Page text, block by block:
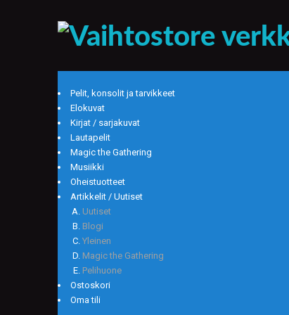
Pelit, konsolit ja tarvikkeet
Elokuvat
Kirjat / sarjakuvat
Lautapelit
Magic the Gathering
Musiikki
Oheistuotteet
Artikkelit / Uutiset
Uutiset
Blogi
Yleinen
Magic the Gathering
Pelihuone
Ostoskori
Oma tili